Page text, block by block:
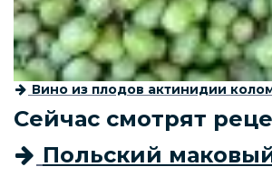
Вино из плодов актинидии
Сейчас смотрят
Польский